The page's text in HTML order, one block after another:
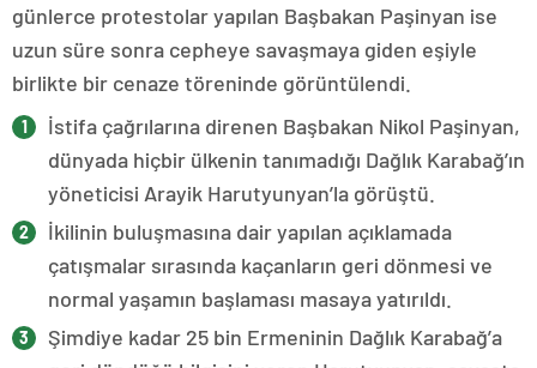
günlerce protestolar yapılan Başbakan Paşinyan ise
uzun süre sonra cepheye savaşmaya giden eşiyle
birlikte bir cenaze töreninde görüntülendi.
İstifa çağrılarına direnen Başbakan Nikol Paşinyan,
dünyada hiçbir ülkenin tanımadığı Dağlık Karabağ’ın
yöneticisi Arayik Harutyunyan’la görüştü.
İkilinin buluşmasına dair yapılan açıklamada
çatışmalar sırasında kaçanların geri dönmesi ve
normal yaşamın başlaması masaya yatırıldı.
Şimdiye kadar 25 bin Ermeninin Dağlık Karabağ’a